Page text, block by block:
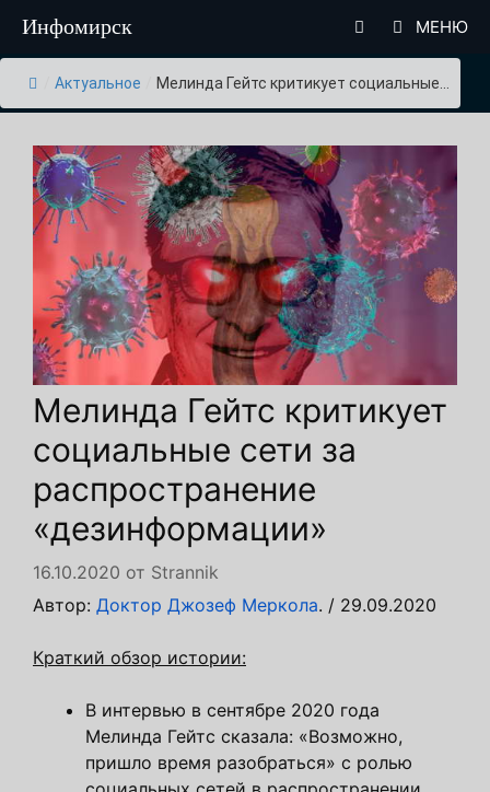
содержимому
Инфомирск МЕНЮ
Актуальное Мелинда Гейтс критикует социальные...
Мелинда Гейтс критикует
социальные сети за
распространение
«дезинформации»
16.10.2020 от Strannik
Автор: Доктор Джозеф Меркола. / 29.09.2020
Краткий обзор истории:
В интервью в сентябре 2020 года
Мелинда Гейтс сказала: «Возможно,
пришло время разобраться» с ролью